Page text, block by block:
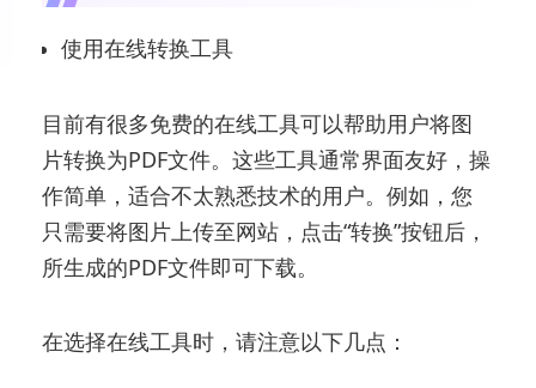
使用在线转换工具
目前有很多免费的在线工具可以帮助用户将图
片转换为PDF文件。这些工具通常界面友好，操
作简单，适合不太熟悉技术的用户。例如，您
只需要将图片上传至网站，点击“转换”按钮后，
所生成的PDF文件即可下载。
在选择在线工具时，请注意以下几点：